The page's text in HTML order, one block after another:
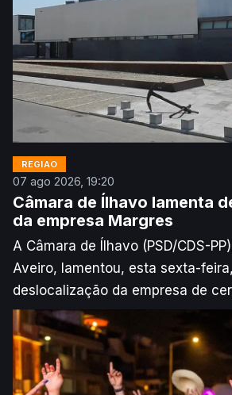
REGIÃO
07 ago 2026, 19:20
Câmara de Ílhavo lamenta
da empresa Margres
A Câmara de Ílhavo (PSD/CDS-
Aveiro, lamentou, esta sexta-
deslocalização da empresa de
manifestando solidariedade para
trabalhadores daquela unidade
Agência Lusa.